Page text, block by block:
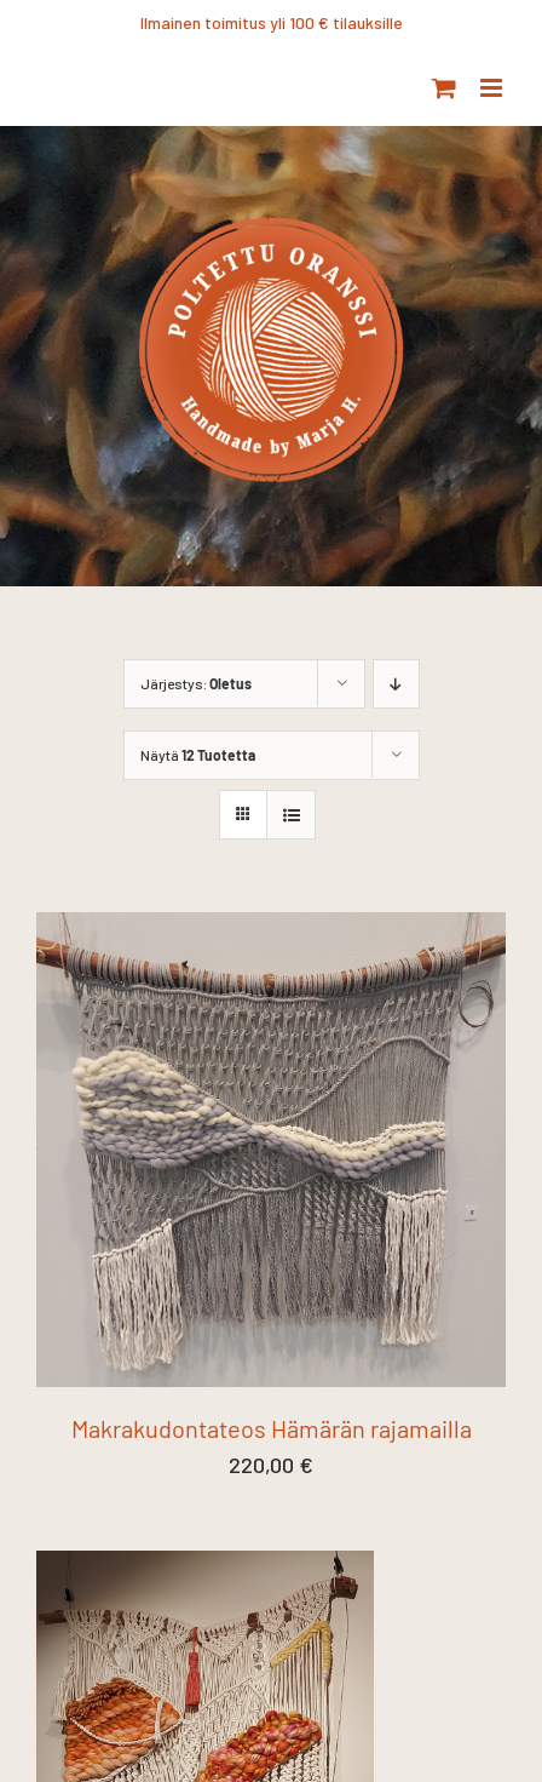
Ilmainen toimitus yli 100 € tilauksille
Järjestys: Oletus
Näytä 12 Tuotetta
Makrakudontateos Hämärän rajamailla
220,00 €